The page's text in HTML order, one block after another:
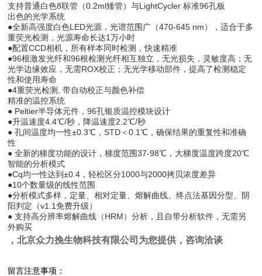
支持普通白色8联管（0.2ml矮管）与LightCycler 标准96孔板
出色的光学系统
●全新高强度白色LED光源，光谱范围广（470-645 nm），适合于多
重荧光检测，光源寿命长达1万小时
●配置CCD相机，所有样本同时检测，快速精准
●96根激发光纤和96根检测光纤相互独立，无光损失，灵敏度高；无
光学边缘效应，无需ROX校正；无光学移动部件，提高了检测稳定
性和使用寿命
●4重荧光检测, 带自动校正与颜色补偿
精准的温控系统
● Peltier半导体元件，96孔银质温控模块设计
●升温速度4.4℃/秒，降温速度2.2℃/秒
● 孔间温度均一性±0.3℃，STD＜0.1℃，确保结果的重复性和准确
性
● 全新的梯度功能的设计，梯度范围37-98℃，大梯度温度跨度20℃
智能的分析模式
●Cq均一性达到±0.4，轻松区分1000与2000拷贝浓度差异
●10个数量级的线性范围
●分析模式多样，定量、相对定量、熔解曲线、终点法基因分型、阴
阳判定（v1.1免费升级）
● 支持高分辨率熔解曲线（HRM）分析，且自带分析软件，无需另
外购买
，北京众力挽生物科技有限公司为您提供，咨询洽谈
留言注意事项：